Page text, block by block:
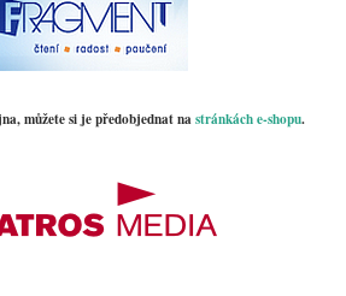
můžete si je předobjednat nastránkách e-shopu.